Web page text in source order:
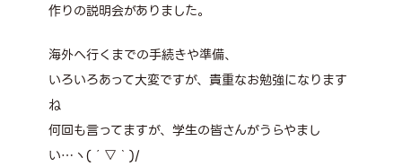
作りの説明会がありました。
海外へ行くまでの手続きや準備、
いろいろあって大変ですが、貴重なお勉強になります
ね
何回も言ってますが、学生の皆さんがうらやまし
い…ヽ(´▽｀)/